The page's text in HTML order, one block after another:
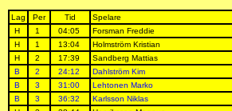
Lag Per Tid
Spelare
H
1 04:05
Forsman Freddie
H
1 13:04
Holmström Kristian
H
2 17:39
Sandberg Mattias
B
2 24:12
Dahlström Kim
B
3 31:00
Lehtonen Marko
B
3 36:32
Karlsson Niklas